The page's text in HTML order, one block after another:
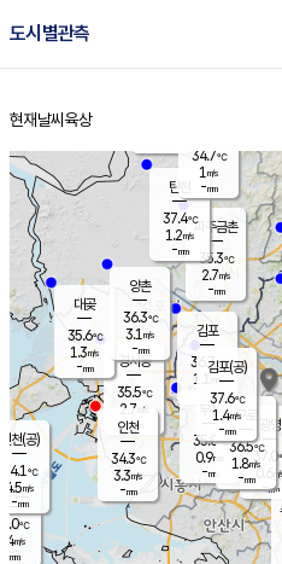
도시별관측
홈
현재날씨 육상
의도
℃
m/s
mm
경서동
35.5℃
2.7 m/s
-mm
파주금촌
35.3℃
2.7m/s
-mm
대곶
35.6℃
1.3m/s
-mm
탄현
37.4℃
1.2m/s
-mm
김포
36.7℃
1.1 m/s
mm
광명
37.0
0.6
-mm
부천
35.0℃
0.9m/s
-mm
양촌
36.3℃
3.1 m/s
-mm
구로
36.5℃
1.8m/s
-mm
인천(공)
34.1℃
4.5m/s
-mm
김포(공)
37.6℃
1.4m/s
-mm
인천
34.3℃
3.3m/s
-mm
34.7℃
1 m/s
-mm